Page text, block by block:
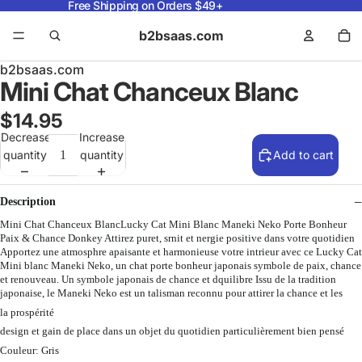
Free Shipping on Orders $49+
b2bsaas.com
b2bsaas.com
Mini Chat Chanceux Blanc
$14.95
Decrease
quantity
Increase
quantity
Add to cart
Description
Mini Chat Chanceux BlancLucky Cat Mini Blanc Maneki Neko Porte Bonheur
Paix & Chance Donkey Attirez puret, srnit et nergie positive dans votre quotidien
Apportez une atmosphre apaisante et harmonieuse votre intrieur avec ce Lucky Cat
Mini blanc Maneki Neko, un chat porte bonheur japonais symbole de paix, chance
et renouveau. Un symbole japonais de chance et dquilibre Issu de la tradition
japonaise, le Maneki Neko est un talisman reconnu pour attirer la chance et les
la prospérité
design et gain de place dans un objet du quotidien particulièrement bien pensé
Couleur: Gris